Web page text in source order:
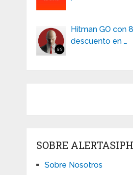
Hitman GO con
descuento en …
SOBRE
Sobre Nosotros